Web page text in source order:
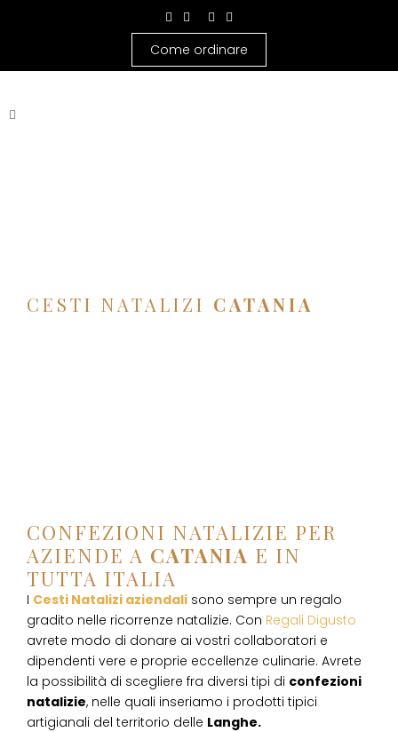
Come ordinare
CESTI NATALIZI CATANIA
CONFEZIONI NATALIZIE PER
AZIENDE A CATANIA E IN
TUTTA ITALIA
I Cesti Natalizi aziendali sono sempre un regalo
gradito nelle ricorrenze natalizie. Con Regali Digusto
avrete modo di donare ai vostri collaboratori e
dipendenti vere e proprie eccellenze culinarie. Avrete
la possibilità di scegliere fra diversi tipi di confezioni
natalizie, nelle quali inseriamo i prodotti tipici
artigianali del territorio delle Langhe.